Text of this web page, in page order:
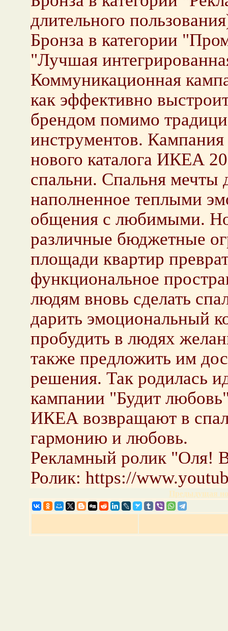
длительного
Бронза в категории
"Лучшая
Коммуникационная
как эффективно
брендом помимо
инструментов.
нового каталога ИКЕА
спальни. Спальня мечты
наполненное теплыми
общения с любимыми.
различные бюджетные
площади квартир
функциональное
людям вновь сделать
дарить эмоциональный
пробудить в людях
также предложить им
решения. Так родилась
кампании "Будит
ИКЕА возвращают в
гармонию и любовь.
Рекламный ролик "Оля!
Ролик: https://
Предыдущая